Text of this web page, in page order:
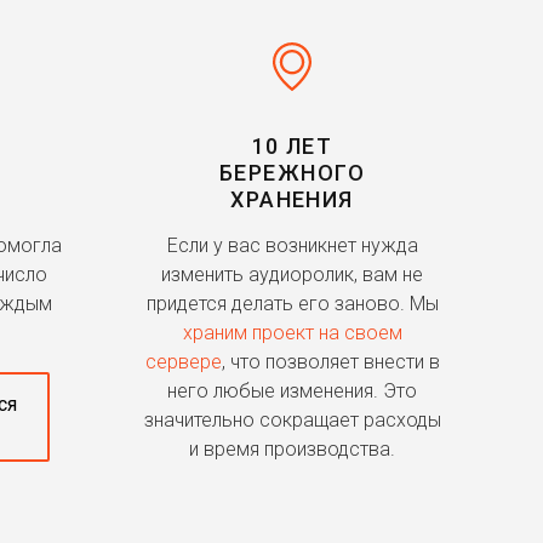
10 ЛЕТ
БЕРЕЖНОГО
ХРАНЕНИЯ
Если у вас возникнет нужда
изменить аудиоролик, вам не
придется делать его заново. Мы
храним проект на своем
сервере, что позволяет внести в
него любые изменения. Это
значительно сокращает расходы
и время производства.